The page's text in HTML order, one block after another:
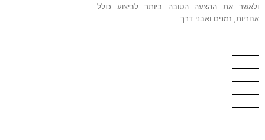
ולאשר את ההצעה הטובה ביותר לביצוע כולל
אחריות, זמנים ואבני דרך.